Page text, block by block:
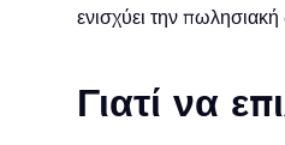
ενισχύει την
Γιατί να